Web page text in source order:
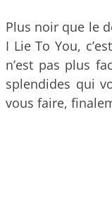
Plus noir que le
I Lie To You,
n’est pas plus
splendides qui
vous faire,